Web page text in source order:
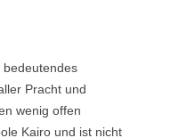
bedeutendes
Pracht und
wenig offen
Kairo und ist nicht